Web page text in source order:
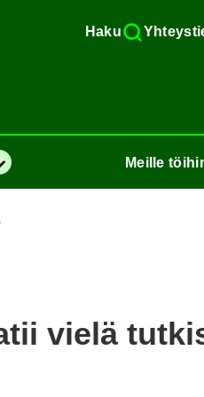
Haku
Meil­le
vielä